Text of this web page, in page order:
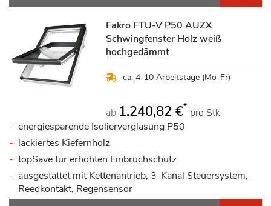
Fakro FTU-V P50 AUZX
Schwingfenster Holz weiß
hochgedämmt
ca. 4-10 Arbeitstage (Mo-Fr)
ab 1.240,82 €* pro Stk
energiesparende Isolierverglasung P50
lackiertes Kiefernholz
topSave für erhöhten Einbruchschutz
ausgestattet mit Kettenantrieb, 3-Kanal Steuersystem,
Reedkontakt, Regensensor